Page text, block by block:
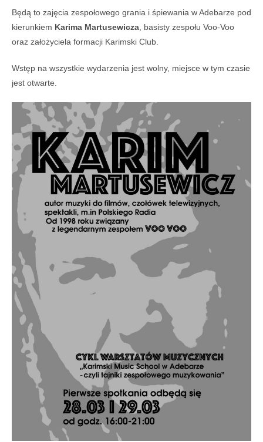
Będą to zajęcia zespołowego grania i śpiewania w Adebarze pod
kierunkiem Karima Martusewicza , basisty zespołu Voo-Voo
oraz założyciela formacji Karimski Club.
Wstęp na wszystkie wydarzenia jest wolny, miejsce w tym czasie
jest otwarte.